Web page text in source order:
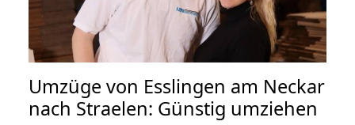
Umzüge von Esslingen am Neckar
nach Straelen: Günstig umziehen